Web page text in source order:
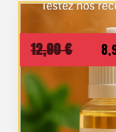
12,90€
Le